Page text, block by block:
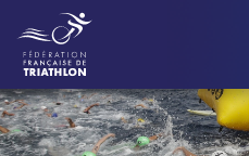
Panneau de gestion des